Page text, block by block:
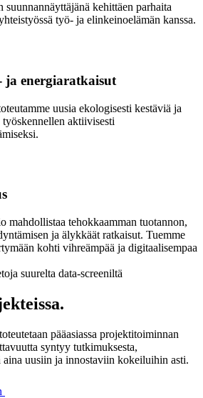
kehittäen parhaita
työ- ja elinkeinoelämän kanssa.
ja energiaratkaisut
uusia ekologisesti kestäviä ja
aktiivisesti
mahdollistaa tehokkaamman tuotannon,
ja älykkäät ratkaisut. Tuemme
kohti vihreämpää ja digitaalisempaa
pääasiassa projektitoiminnan
syntyy tutkimuksesta,
aina uusiin ja innostaviin kokeiluihin asti.